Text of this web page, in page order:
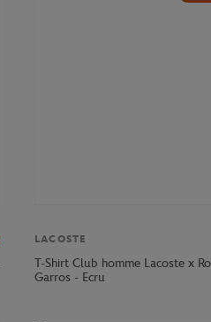
LACOSTE
T-Shirt Club homme Lacoste x
Garros - Ecru